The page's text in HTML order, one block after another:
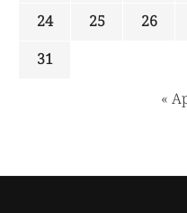
24
25 26
31
«